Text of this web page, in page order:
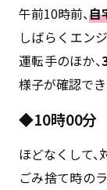
午前10時前、自
しばらくエン
運転手のほか、
様子が確認でき
◆10時00分
ほどなくして
ごみ捨て時の